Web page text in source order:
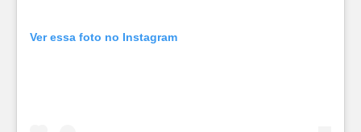
Ver essa foto no Instagram